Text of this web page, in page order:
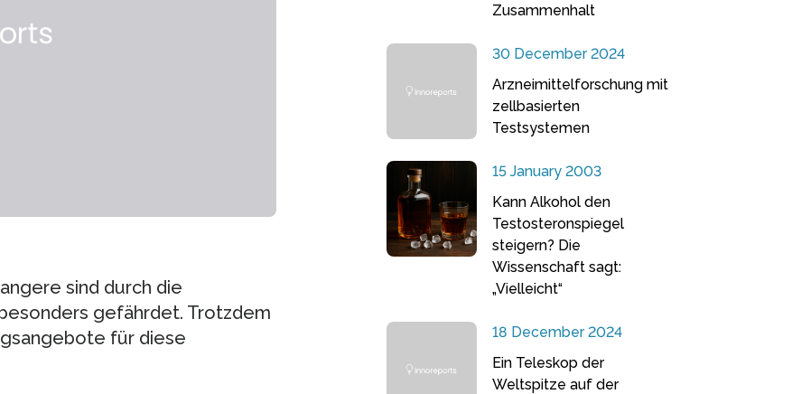
sind durch die
gefährdet. Trotzdem
für diese
Zusammenhalt
30 December 2024
Arzneimittelforschung mit
zellbasierten
Testsystemen
15 January 2003
Kann Alkohol den
Testosteronspiegel
steigern? Die
Wissenschaft sagt:
„Vielleicht“
18 December 2024
Ein Teleskop der
Weltspitze auf der